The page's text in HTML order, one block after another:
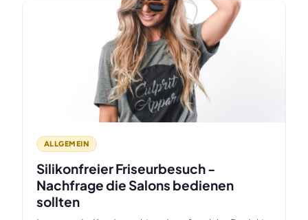
ALLGEMEIN
Silikonfreier Friseurbesuch -
Nachfrage die Salons bedienen
sollten